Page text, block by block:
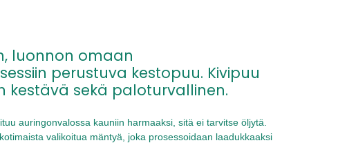
luonnon omaan
perustuva kestopuu. Kivipuu
kestävä sekä paloturvallinen.
auringonvalossa kauniin harmaaksi, sitä ei tarvitse öljytä.
valikoitua mäntyä, joka prosessoidaan laadukkaaksi